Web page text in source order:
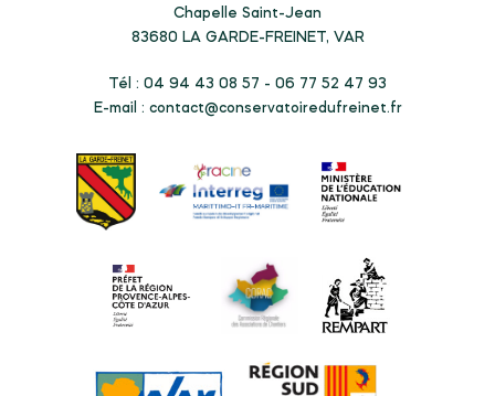
Chapelle Saint-Jean
83680 LA GARDE-FREINET, VAR
Tél : 04 94 43 08 57 - 06 77 52 47 93
E-mail : contact@conservatoiredufreinet.fr